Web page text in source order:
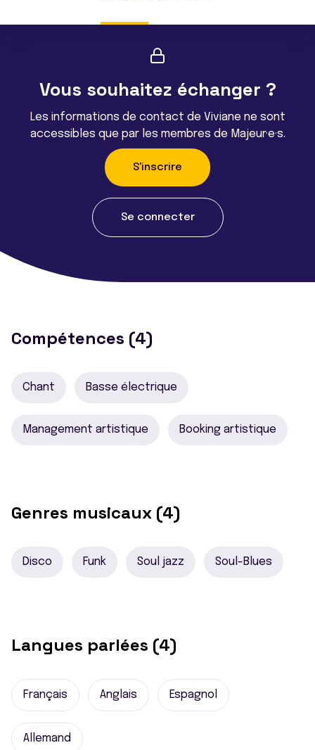
Vous souhaitez échanger ?
Les informations de contact de Viviane ne sont
accessibles que par les membres de Majeur·e·s.
S'inscrire
Se connecter
Compétences (4)
Chant Basse électrique
Management artistique Booking artistique
Genres musicaux (4)
Disco Funk Soul jazz Soul-Blues
Langues parlées (4)
Français Anglais Espagnol
Allemand